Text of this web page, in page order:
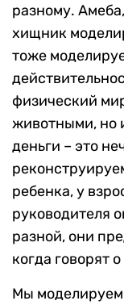
разному.
хищник
тоже
физический
животными, но
деньги – это
ребенка, у
руководителя
разной, они
когда говорят
Мы моделируем